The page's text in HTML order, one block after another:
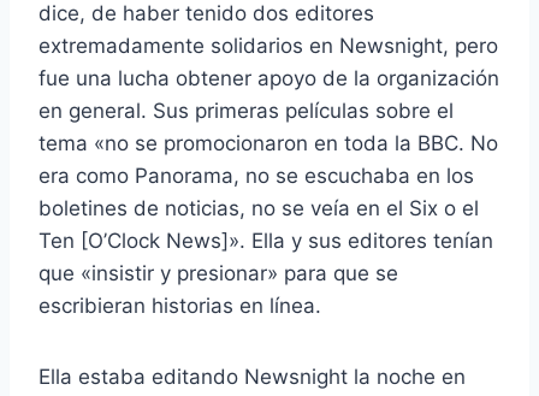
dice, de haber tenido dos editores
extremadamente solidarios en Newsnight, pero
fue una lucha obtener apoyo de la organización
en general. Sus primeras películas sobre el
tema «no se promocionaron en toda la BBC. No
era como Panorama, no se escuchaba en los
boletines de noticias, no se veía en el Six o el
Ten [O’Clock News]». Ella y sus editores tenían
que «insistir y presionar» para que se
escribieran historias en línea.
Ella estaba editando Newsnight la noche en